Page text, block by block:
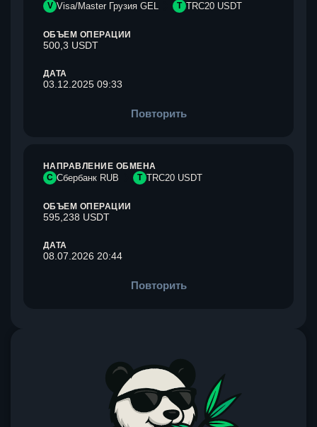
V Visa/Master Грузия GEL T TRC20 USDT
ОБЪЕМ ОПЕРАЦИИ
500,3 USDT
ДАТА
03.12.2025 09:33
Повторить
НАПРАВЛЕНИЕ ОБМЕНА
С Сбербанк RUB T TRC20 USDT
ОБЪЕМ ОПЕРАЦИИ
595,238 USDT
ДАТА
08.07.2026 20:44
Повторить